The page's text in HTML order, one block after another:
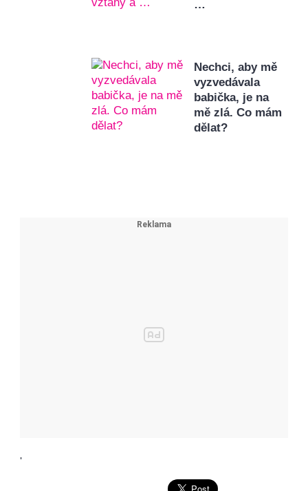
…
Nechci, aby mě
vyzvedávala
babička, je na
mě zlá. Co mám
dělat?
'